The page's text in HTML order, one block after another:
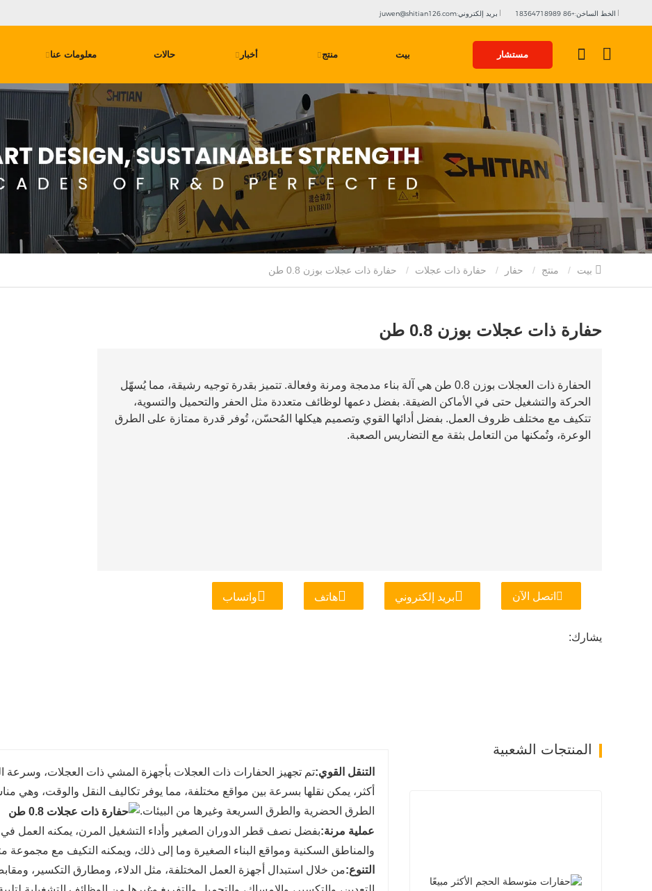
الخط الساخن:+86 18364718989 بريد إلكتروني:juwen@shitian126.com
بيت منتج أخبار حالات معلومات عنا مستشار
منتج حفار حفارة ذات عجلات
حفارة ذات عجلات بوزن 0.8 طن
الحفارة ذات العجلات بوزن 0.8 طن هي آلة بناء مدمجة ومرنة وفعالة. تتميز بقدرة توجيه رشيقة، مما يُسهّل
الحركة والتشغيل حتى في الأماكن الضيقة. بفضل دعمها لوظائف متعددة مثل الحفر والتحميل والتسوية،
تتكيف مع مختلف ظروف العمل. بفضل أدائها القوي وتصميم هيكلها المُحسّن، تُوفر قدرة ممتازة على الطرق
الوعرة، وتُمكنها من التعامل بثقة مع التضاريس الصعبة.
اتصل الآن بريد إلكتروني هاتف واتساب
يشارك:
التنقل القوي:
أكثر، يمكن نقلها بسرعة بين مواقع مختلفة، مما يوفر تكاليف النقل والوقت،
الطرق الحضرية والطرق السريعة وغيرها من البيئات.
عملية مرنة:بفضل نصف قطر الدوران الصغير وأداء التشغيل المرن، يمكنه العمل
والمناطق السكنية ومواقع البناء الصغيرة وما إلى ذلك، ويمكنه التكيف مع
التنوع:من خلال استبدال أجهزة العمل المختلفة، مثل الدلاء، ومطارق التكسير،
المنتجات الشعبية